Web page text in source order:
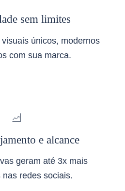
sem limites
únicos, modernos
com sua marca.
e alcance
geram até 3x mais
nas redes sociais.